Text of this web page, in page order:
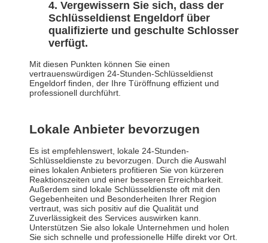
Vergewissern Sie sich, dass der
Schlüsseldienst Engeldorf über
qualifizierte und geschulte Schlosser
verfügt.
Mit diesen Punkten können Sie einen
vertrauenswürdigen 24-Stunden-Schlüsseldienst
Engeldorf finden, der Ihre Türöffnung effizient und
professionell durchführt.
Lokale Anbieter bevorzugen
Es ist empfehlenswert, lokale 24-Stunden-
Schlüsseldienste zu bevorzugen. Durch die Auswahl
eines lokalen Anbieters profitieren Sie von kürzeren
Reaktionszeiten und einer besseren Erreichbarkeit.
Außerdem sind lokale Schlüsseldienste oft mit den
Gegebenheiten und Besonderheiten Ihrer Region
vertraut, was sich positiv auf die Qualität und
Zuverlässigkeit des Services auswirken kann.
Unterstützen Sie also lokale Unternehmen und holen
Sie sich schnelle und professionelle Hilfe direkt vor Ort.